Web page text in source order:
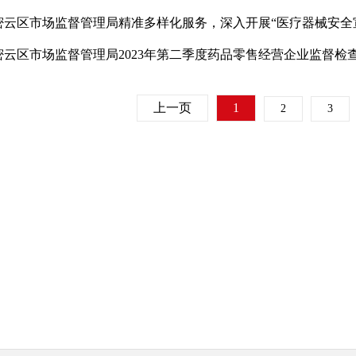
云区市场监督管理局2023年第二季度药品零售经营企业监督检
上一页 1 2 3